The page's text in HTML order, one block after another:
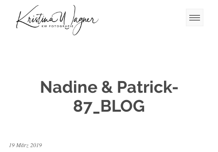
Nadine & Patrick-
87_BLOG
19 März 2019